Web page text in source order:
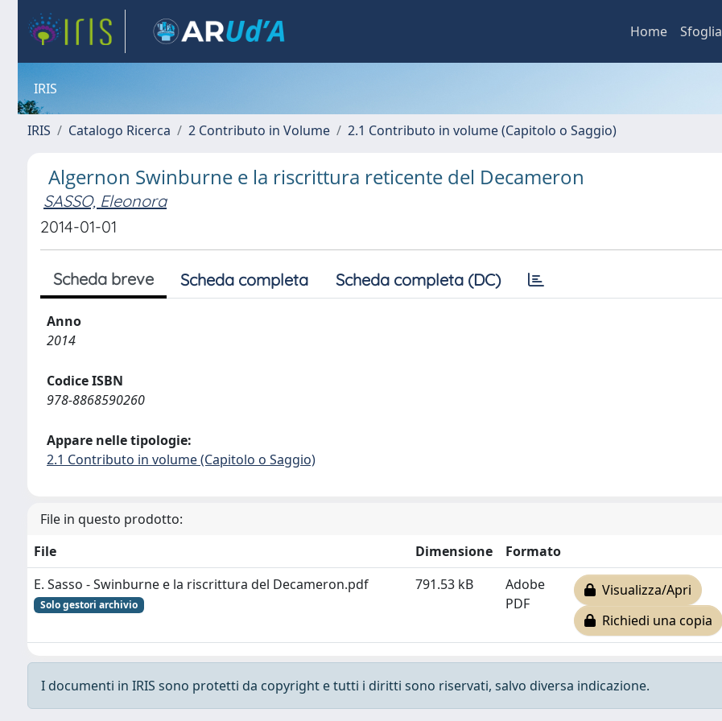
Home Sfoglia
IRIS
IRIS Catalogo Ricerca 2 Contributo in Volume 2.1 Contributo in volume (Capitolo o Saggio)
Algernon Swinburne e la riscrittura reticente del Decameron
SASSO, Eleonora
2014-01-01
Scheda breve Scheda completa Scheda completa (DC)
Anno
2014
Codice ISBN
978-8868590260
Appare nelle tipologie:
2.1 Contributo in volume (Capitolo o Saggio)
File in questo prodotto:
File
Dimensione
Formato
E. Sasso - Swinburne e la riscrittura del Decameron.pdf
Solo gestori archivio
791.53 kB
Adobe
PDF
Visualizza/Apri
Richiedi una copia
I documenti in IRIS sono protetti da copyright e tutti i diritti sono riservati, salvo diversa indicazione.